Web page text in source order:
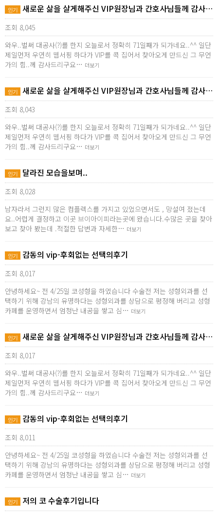
인기 새로운 삶을 살게해주신 VIP원장님과 간호사님들께 감사…
조회 8,045
와우..벌써 대공사(?)를 한지 오늘로서 정확히 71일째가 되가네요..^^ 일단
제일먼저 우연히 웹서핑 하다가 VIP를 콕 집어서 찾아오게 만드신 그 무언
가의 힘..께 감사드리구요… 더보기
인기 새로운 삶을 살게해주신 VIP원장님과 간호사님들께 감사…
조회 8,043
와우..벌써 대공사(?)를 한지 오늘로서 정확히 71일째가 되가네요..^^ 일단
제일먼저 우연히 웹서핑 하다가 VIP를 콕 집어서 찾아오게 만드신 그 무언
가의 힘..께 감사드리구요… 더보기
인기 달라진 모습을보며..
조회 8,028
남자라서 그런지 많은 컴플렉스를 가지고 있었으면서도 , 망설여 졌는데
요..어렵게 결정하고 이곳 브이아이피라는곳에 왔습니다.수많은 곳을 찾아
보고 찾아 봤는데 .적절한 답변과 자세한… 더보기
인기 감동의 vip-후회없는 선택의후기
조회 8,017
안녕하세요~ 전 4/25일 코성형을 하였습니다 수술전 저는 성형외과를 선
택하기 위해 강남의 유명하다는 성형외과를 상담으로 평정해 버리고 성형
카페를 운영하면서 엄청난 내공을 쌓고 심… 더보기
인기 새로운 삶을 살게해주신 VIP원장님과 간호사님들께 감사…
조회 8,017
와우..벌써 대공사(?)를 한지 오늘로서 정확히 71일째가 되가네요..^^ 일단
제일먼저 우연히 웹서핑 하다가 VIP를 콕 집어서 찾아오게 만드신 그 무언
가의 힘..께 감사드리구요… 더보기
인기 감동의 vip-후회없는 선택의후기
조회 8,011
안녕하세요~ 전 4/25일 코성형을 하였습니다 수술전 저는 성형외과를 선
택하기 위해 강남의 유명하다는 성형외과를 상담으로 평정해 버리고 성형
카페를 운영하면서 엄청난 내공을 쌓고 심… 더보기
인기 저의 코 수술후기입니다